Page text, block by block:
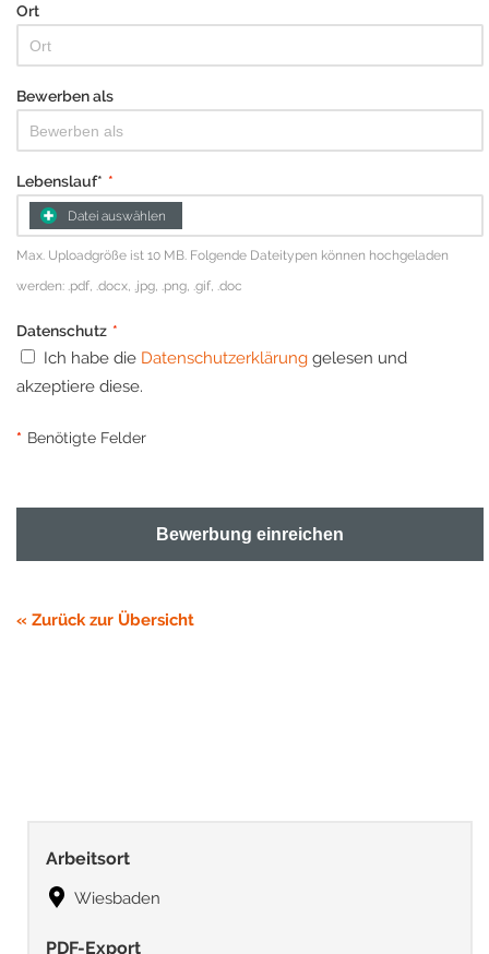
Ort
Bewerben als
Lebenslauf* *
Datei auswählen
Max. Uploadgröße ist 10 MB. Folgende Dateitypen können hochgeladen
werden: .pdf, .docx, .jpg, .png, .gif, .doc
Datenschutz *
Ich habe die Datenschutzerklärung gelesen und
akzeptiere diese.
* Benötigte Felder
Bewerbung einreichen
« Zurück zur Übersicht
Arbeitsort
Wiesbaden
PDF-Export